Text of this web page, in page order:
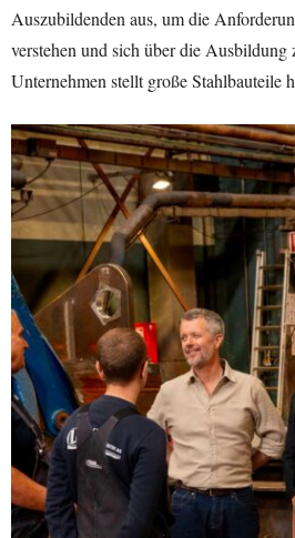
Auszubildenden aus, um die
verstehen und sich über die Ausbildung
Unternehmen stellt große Stahlbauteile